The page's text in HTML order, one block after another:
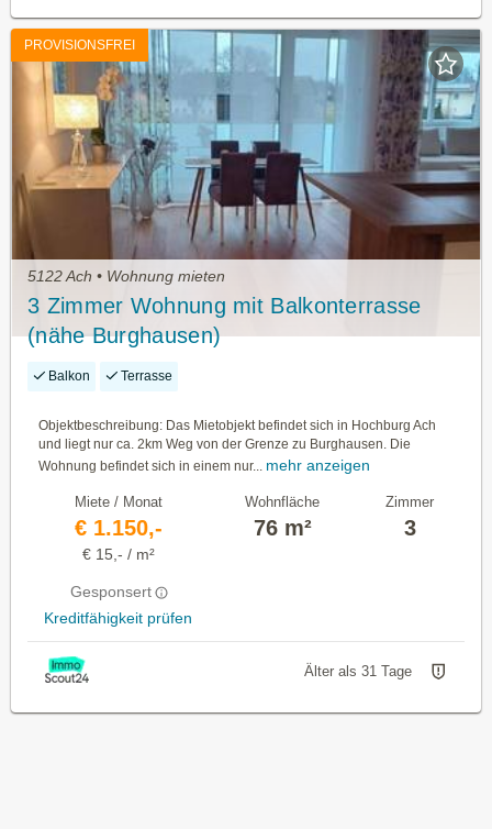
PROVISIONSFREI
5122 Ach • Wohnung mieten
3 Zimmer Wohnung mit Balkonterrasse
(nähe Burghausen)
Balkon Terrasse
Objektbeschreibung: Das Mietobjekt befindet sich in Hochburg Ach
und liegt nur ca. 2km Weg von der Grenze zu Burghausen. Die
Wohnung befindet sich in einem nur... mehr anzeigen
Miete / Monat
€ 1.150,-
€ 15,- / m²
Gesponsert
Kreditfähigkeit prüfen
Wohnfläche
76 m²
Zimmer
3
Älter als 31 Tage